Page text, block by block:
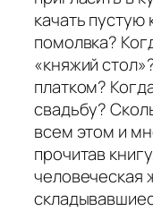
качать пустую
помолвка?
«княжий
платком?
свадьбу?
всем этом и
прочитав
человеческая